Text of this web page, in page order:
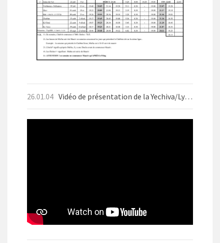
26.01.04 Vidéo de présentation de la Yechiva/Lycée d'Aix-les-Bains